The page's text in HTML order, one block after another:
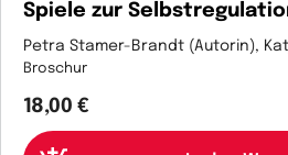
Spiele zur
Petra Stamer-Brandt (Autorin),
Broschur
18,00 €